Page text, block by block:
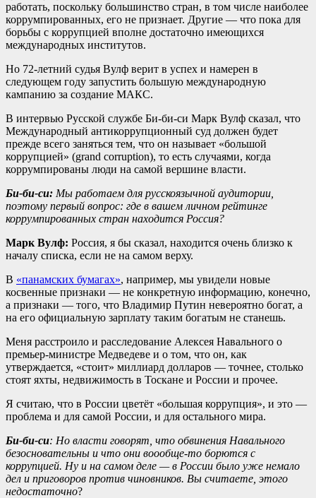
работать, поскольку большинство стран, в том числе наиболее
коррумпированных, его не признает. Другие — что пока для
борьбы с коррупцией вполне достаточно имеющихся
международных институтов.
Но 72-летний судья Вулф верит в успех и намерен в
следующем году запустить большую международную
кампанию за создание МАКС.
В интервью Русской службе Би-би-си Марк Вулф сказал, что
Международный антикоррупционный суд должен будет
прежде всего заняться тем, что он называет «большой
коррупцией» (grand corruption), то есть случаями, когда
коррумпированы люди на самой вершине власти.
Би-би-си: Мы работаем для русскоязычной аудитории,
поэтому первый вопрос: где в вашем личном рейтинге
коррумпированных стран находится Россия?
Марк Вулф: Россия, я бы сказал, находится очень близко к
началу списка, если не на самом верху.
В «панамских бумагах», например, мы увидели новые
косвенные признаки — не конкретную информацию, конечно,
а признаки — того, что Владимир Путин невероятно богат, а
на его официальную зарплату таким богатым не станешь.
Меня расстроило и расследование Алексея Навального о
премьер-министре Медведеве и о том, что он, как
утверждается, «стоит» миллиард долларов — точнее, столько
стоят яхты, недвижимость в Тоскане и России и прочее.
Я считаю, что в России цветёт «большая коррупция», и это —
проблема и для самой России, и для остального мира.
Би-би-си: Но власти говорят, что обвинения Навального
безосновательны и что они воообще-то борются с
коррупцией. Ну и на самом деле — в России было уже немало
дел и приговоров против чиновников. Вы считаете, этого
недостаточно?